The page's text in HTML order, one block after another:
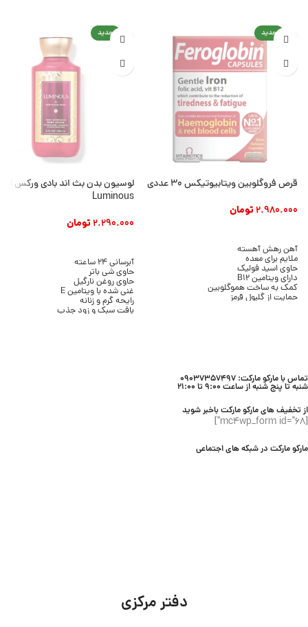
جدید
قرص فروگلوبین ویتابیوتیکس ۳۰ عددی
2.980.000تومان
آهن رهش آهسته
ملایم برای معده
حاوی اسید فولیک
دارای ویتامین B12
کمک به ساخت هموگلوبین
حمایت از گلبول قرمز
جدید
Luminous
2.290.000تومان
آبرسانی 24 ساعته
حاوی شی باتر
حاوی روغن نارگیل
غنی شده با ویتامین E
رایحه گرم و زنانه
بافت سبک و زود جذب
تماس با مارکو مارکت: 09037357497
شنبه تا پنج شنبه از ساعت 9:00 تا 21:00
از تخفیف های مارکو مارکت باخبر شوید
[mc4wp_form id="68"]
مارکو مارکت در شبکه های اجتماعی
دفتر مرکزی